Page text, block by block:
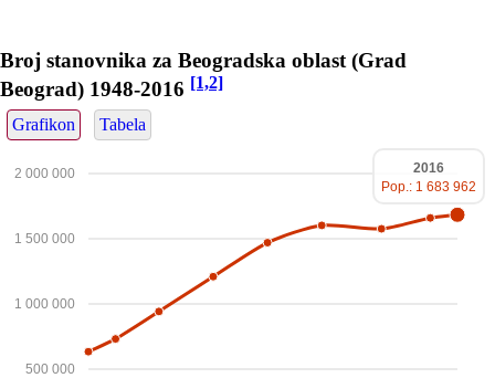
Broj stanovnika za Beogradska oblast (Grad
Beograd) 1948-2016 [1,2]
Grafikon Tabela
500 000
1 000 000
1 500 000
2 000 000
2016
Pop.: 1 683 962